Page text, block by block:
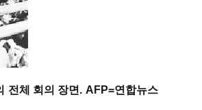
전체 회의 장면. AFP=연합뉴스